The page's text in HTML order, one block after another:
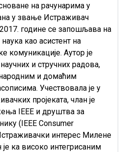
на рачунарима у
у звање Истраживач
године се запошљава на
као асистент на
комуникације. Аутор је
и стручних радова,
и домаћим
Учествовала је у
пројеката, члан је
IEEE и друштва за
(IEEE Consumer
интерес Милене
ка високо интегрисаним